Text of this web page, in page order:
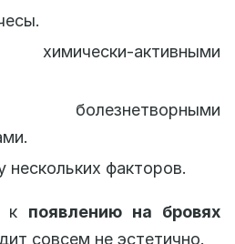
активными
болезнетворными
нескольких факторов.
к появлению на бровях
совсем не эстетично.